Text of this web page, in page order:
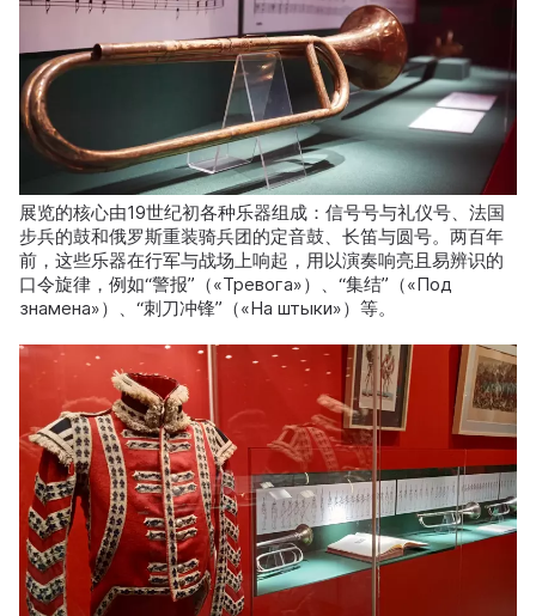
展览的核心由19世纪初各种乐器组成：信号号与礼仪号、法国
步兵的鼓和俄罗斯重装骑兵团的定音鼓、长笛与圆号。两百年
前，这些乐器在行军与战场上响起，用以演奏响亮且易辨识的
口令旋律，例如“警报”（«Тревога»）、“集结”（«Под
знамена»）、“刺刀冲锋”（«На штыки»）等。